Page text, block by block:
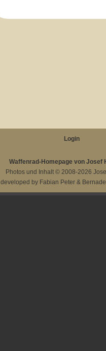
Login
Waffenrad-Homepage von Josef
Photos und Inhalt © 2008-2026
developed by Fabian Peter &